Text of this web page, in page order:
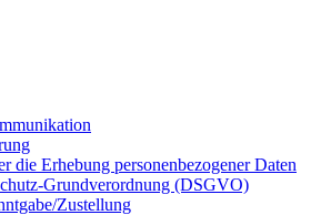
die Erhebung personenbezogener Daten
Grundverordnung (DSGVO)
Zustellung